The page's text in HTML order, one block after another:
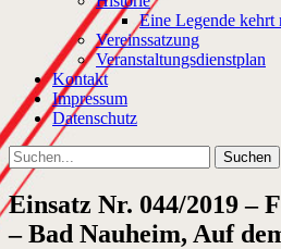
Eine Legende kehrt
Vereinssatzung
Veranstaltungsdienstplan
Kontakt
Impressum
Datenschutz
Suchen
Suche
nach:
Einsatz Nr. 044/2019 –
– Bad Nauheim, Auf